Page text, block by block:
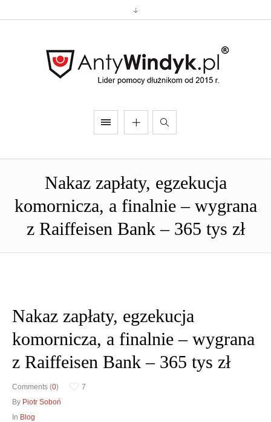
Obrona w sądzie
Reprezentacja procesowa
Doradztwo prawne
Doradztwo & konsulting
Nakaz zapłaty, egzekucja
komornicza, a finalnie – wygrana
z Raiffeisen Bank – 365 tys zł
Nakaz zapłaty, egzekucja
komornicza, a finalnie – wygrana
z Raiffeisen Bank – 365 tys zł
Comments (0)
7
By Piotr Soboń
In Blog